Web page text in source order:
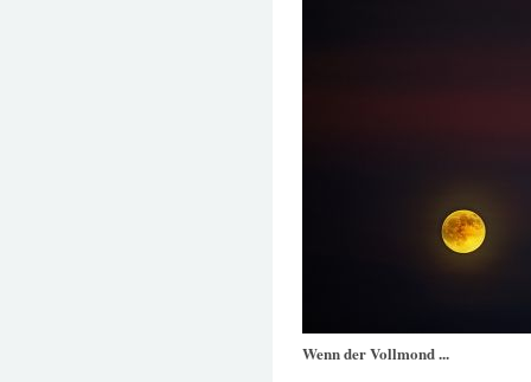
Wenn der Vollmond ...